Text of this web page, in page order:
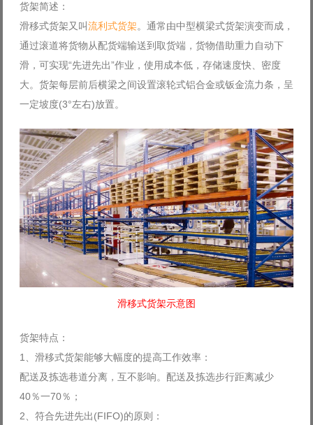
货架简述：
滑移式货架又叫流利式货架。通常由中型横梁式货架演变而成，
通过滚道将货物从配货端输送到取货端，货物借助重力自动下
滑，可实现“先进先出”作业，使用成本低，存储速度快、密度
大。货架每层前后横梁之间设置滚轮式铝合金或钣金流力条，呈
一定坡度(3°左右)放置。
滑移式货架示意图
货架特点：
1、滑移式货架能够大幅度的提高工作效率：
配送及拣选巷道分离，互不影响。配送及拣选步行距离减少
40％一70％；
2、符合先进先出(FIFO)的原则：